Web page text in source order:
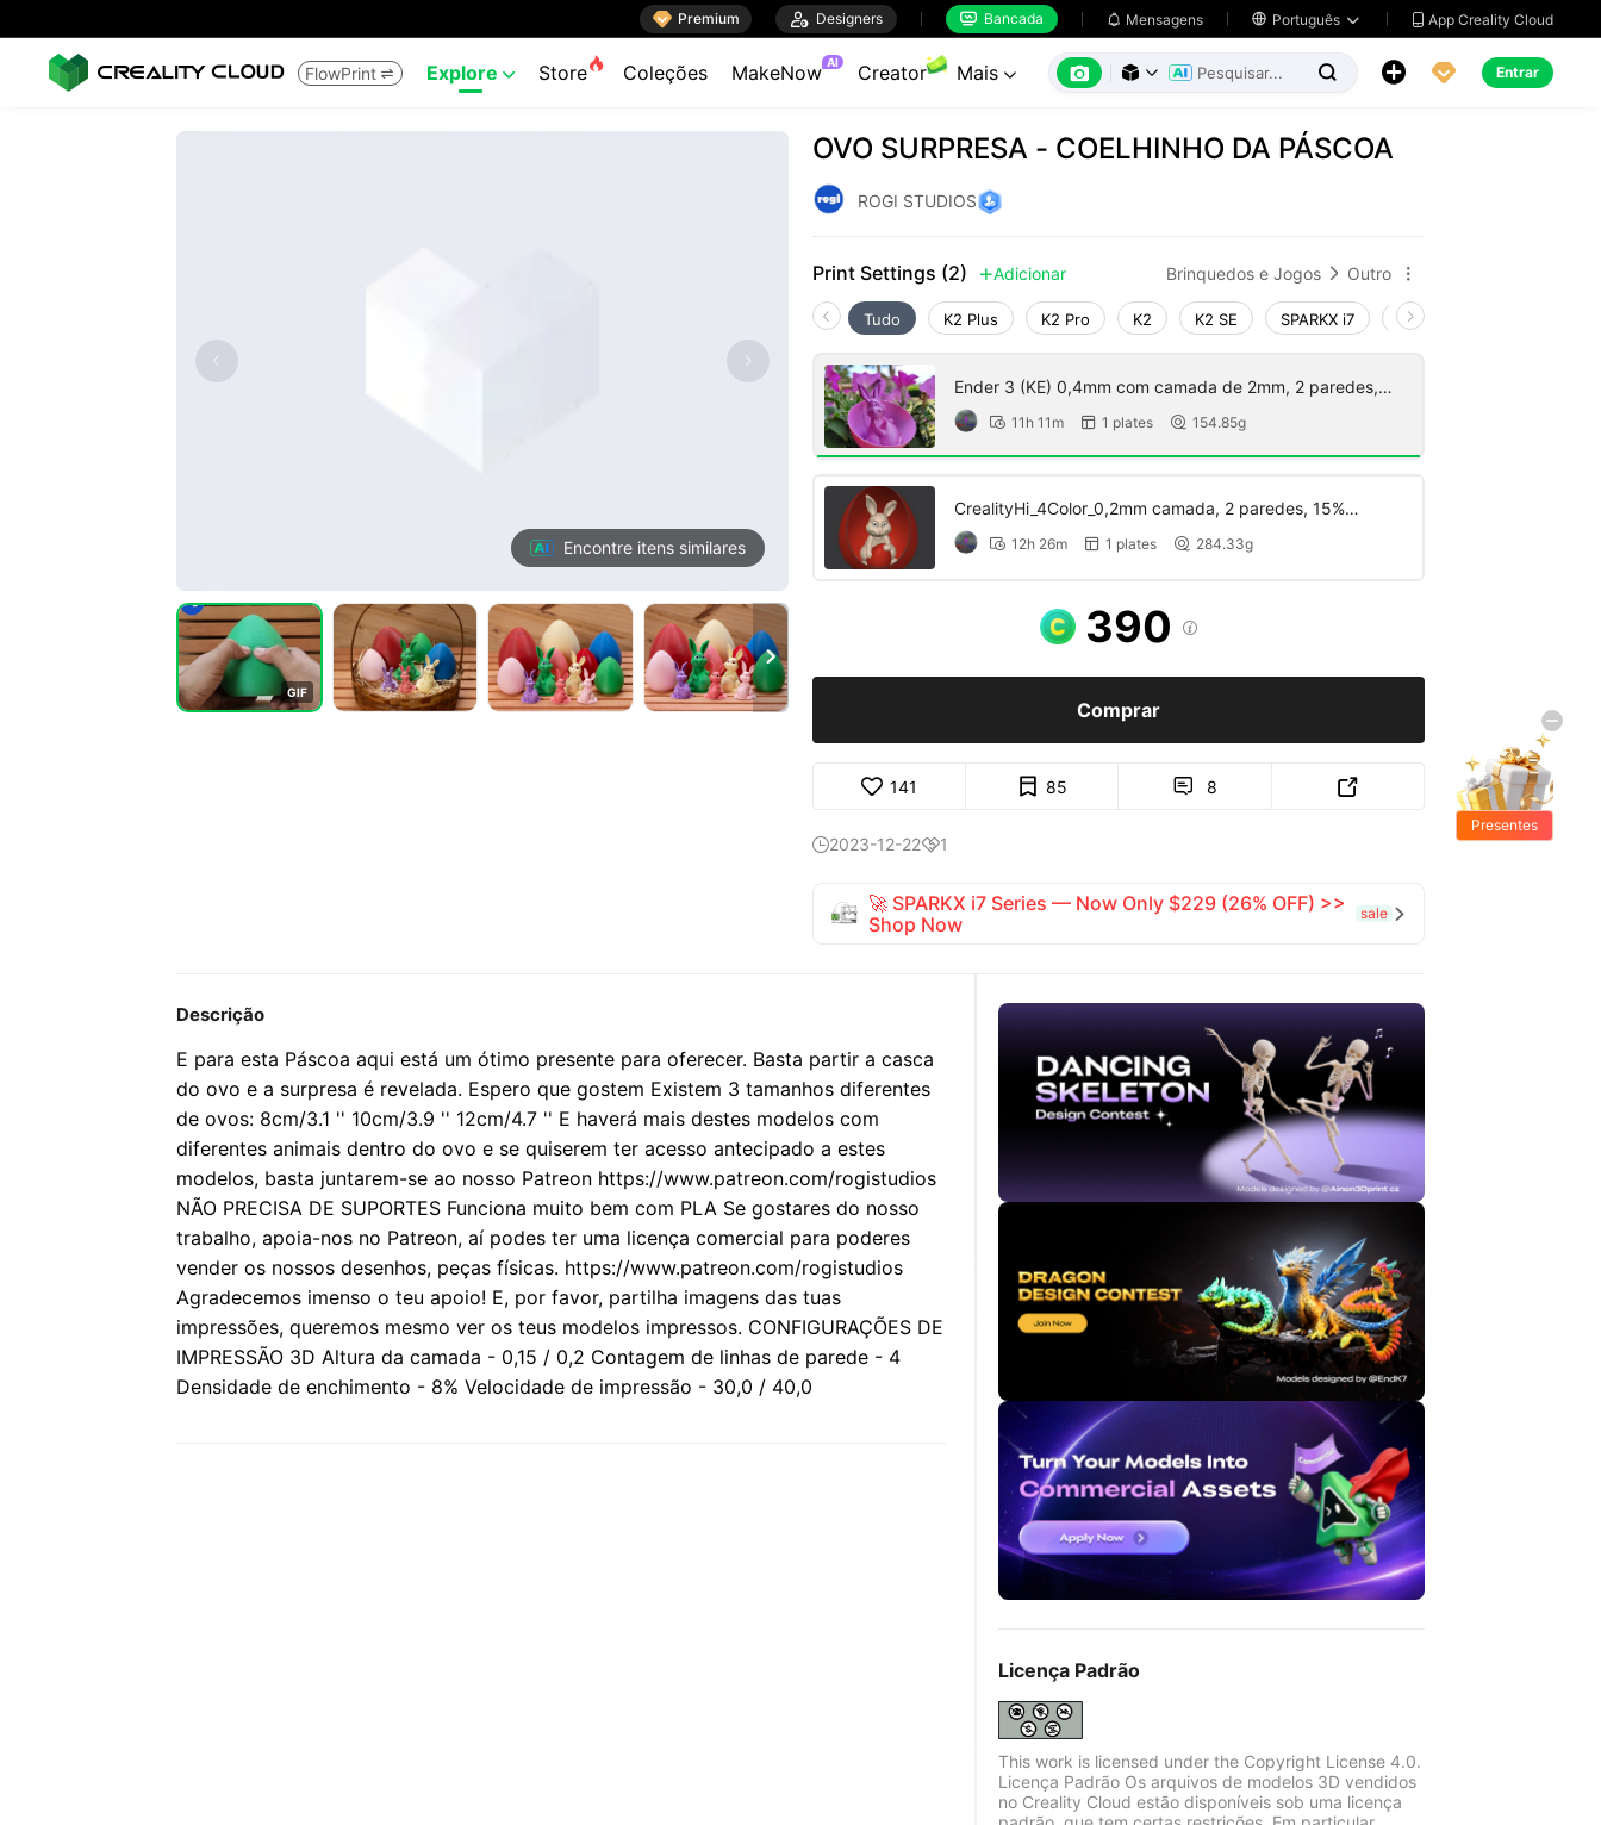
 Premium  Designers  Bancada  Mensagens  Português   App Creality Cloud
FlowPrint  Explore  Store Coleções MakeNow AI Creator Mais        Entrar
Encontre itens similares
GIF

OVO SURPRESA - COELHINHO DA PÁSCOA
ROGI STUDIOS
Print Settings (2) Adicionar Brinquedos e Jogos  Outro 
Tudo K2 Plus K2 Pro K2 K2 SE SPARKX i7 Creality Hi
Ender 3 (KE) 0,4mm com camada de 2mm, 2 paredes,
15% preenchimento sem suporte
 11h 11m  1 plates  154.85g
CrealityHi_4Color_0,2mm camada, 2 paredes, 15%
preenchimento
 12h 26m  1 plates  284.33g
390 
Comprar
141 85  8 
2023-12-221
🚀 SPARKX i7 Series — Now Only $229 (26% OFF) >>
Shop Now
sale 
Descrição
E para esta Páscoa aqui está um ótimo presente para oferecer. Basta partir a casca
do ovo e a surpresa é revelada. Espero que gostem Existem 3 tamanhos diferentes
de ovos: 8cm/3.1 '' 10cm/3.9 '' 12cm/4.7 '' E haverá mais destes modelos com
diferentes animais dentro do ovo e se quiserem ter acesso antecipado a estes
modelos, basta juntarem-se ao nosso Patreon https://www.patreon.com/rogistudios
NÃO PRECISA DE SUPORTES Funciona muito bem com PLA Se gostares do nosso
trabalho, apoia-nos no Patreon, aí podes ter uma licença comercial para poderes
vender os nossos desenhos, peças físicas. https://www.patreon.com/rogistudios
Agradecemos imenso o teu apoio! E, por favor, partilha imagens das tuas
impressões, queremos mesmo ver os teus modelos impressos. CONFIGURAÇÕES DE
IMPRESSÃO 3D Altura da camada - 0,15 / 0,2 Contagem de linhas de parede - 4
Densidade de enchimento - 8% Velocidade de impressão - 30,0 / 40,0
Licença Padrão
This work is licensed under the Copyright License 4.0.
Licença Padrão Os arquivos de modelos 3D vendidos
no Creality Cloud estão disponíveis sob uma licença
Presentes